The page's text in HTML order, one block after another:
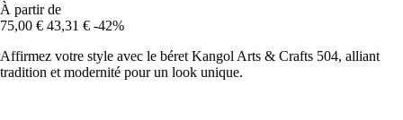
À partir de
75,00 € 43,31 € -42%
Affirmez votre style avec le béret Kangol Arts & Crafts 504, alliant
tradition et modernité pour un look unique.